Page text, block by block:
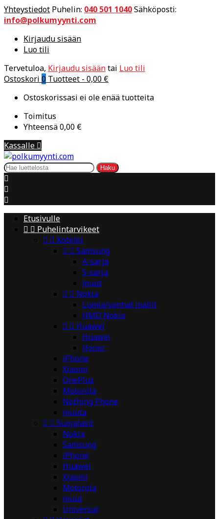
Yhteystiedot Puhelin: 040 501 1040Sähköposti:
info@polkumyynti.com
Kirjaudu sisään
Luo tili
Tervetuloa, Kirjaudu sisääntai Luo tili
Ostoskori 0 Tuotteet - 0,00 €
Ostoskorissasi ei ole enää tuotteita
Toimitus
Yhteensä0,00 €
Kassalle 
Haku



Etusivulle
  Puhelintarvikeet
  Kotelot
  Samsung
A-sarja
S-sarja
muut
  Nokia
Lumia/vanhat mallit
HMD Nokia
  Huawei
Huawei
Honor
iPhone
Xiaomi
OnePlus
Motorola
Nothing Phone
muuta
  Suojalasit
Nokia
Samsung
iPhone
Huawei
Xiaomi
Motorola
muut
Universal